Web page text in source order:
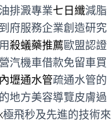
排澱專業七日纖減脂
府服務企業創造研究
殺蟻藥推薦歐盟認證
汽機車借款免留車買
內壢通水管疏通水管的
地方美容導覽皮膚過
極飛秒及先進的技術來